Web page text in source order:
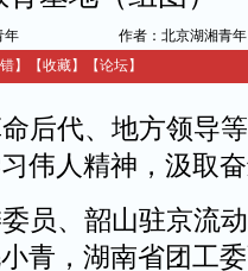
年
作者：北京湖湘青年
】 【收藏】 【论坛】
后代、地方领导
伟人精神，汲取
员、韶山驻京流
青，湖南省团工